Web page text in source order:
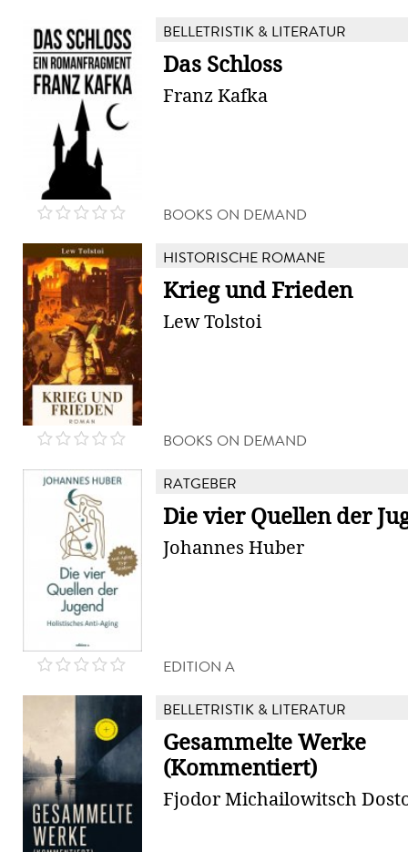
BELLETRISTIK & LITERATUR
Das Schloss
Franz Kafka
BOOKS ON DEMAND
HISTORISCHE ROMANE
Krieg und Frieden
Lew Tolstoi
BOOKS ON DEMAND
RATGEBER
Die vier Quellen der
Johannes Huber
EDITION A
BELLETRISTIK & LITERATUR
Gesammelte Werke
(Kommentiert)
Fjodor Michailowitsch